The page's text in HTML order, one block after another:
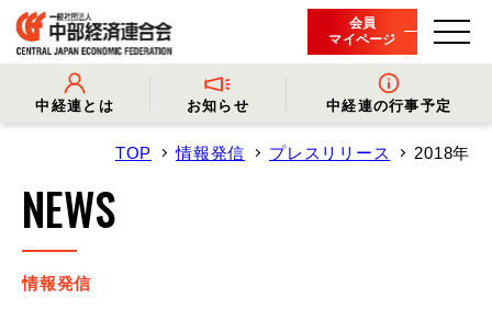
会員
マイページ
中経連とは
- 会長挨拶
- 役員名簿
- 会員一覧
お知らせ
- プレスリリース
- 会長コメント
- イベント・セミナー
中経連の行事予定
TOP 情報発信 プレスリリース 2018年
NEWS
情報発信